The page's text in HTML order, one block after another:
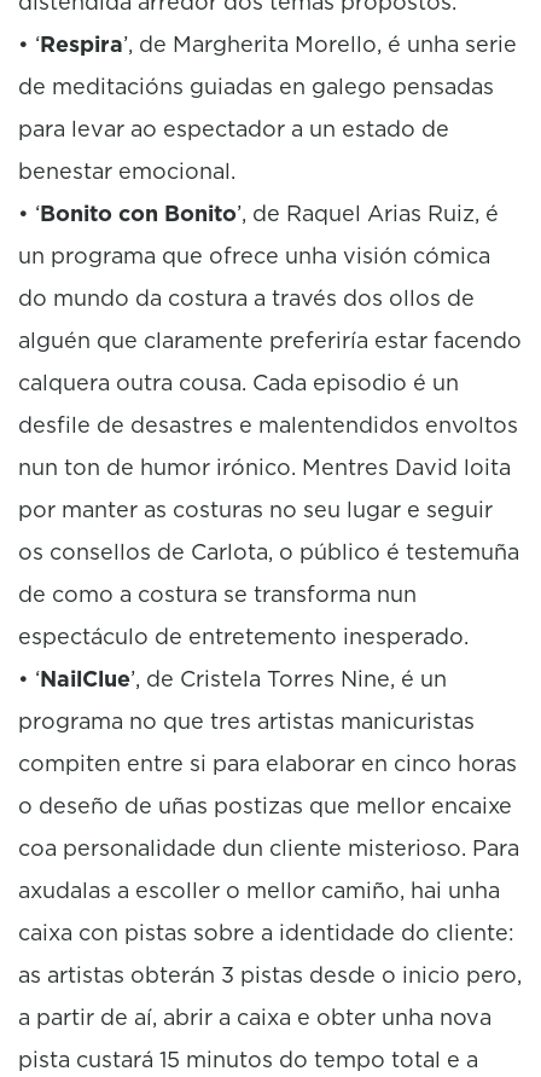
• ‘Respira’, de Margherita Morello, é unha serie
de meditacións guiadas en galego pensadas
para levar ao espectador a un estado de
benestar emocional.
• ‘Bonito con Bonito’, de Raquel Arias Ruiz, é
un programa que ofrece unha visión cómica
do mundo da costura a través dos ollos de
alguén que claramente preferiría estar facendo
calquera outra cousa. Cada episodio é un
desfile de desastres e malentendidos envoltos
nun ton de humor irónico. Mentres David loita
por manter as costuras no seu lugar e seguir
os consellos de Carlota, o público é testemuña
de como a costura se transforma nun
espectáculo de entretemento inesperado.
• ‘NailClue’, de Cristela Torres Nine, é un
programa no que tres artistas manicuristas
compiten entre si para elaborar en cinco horas
o deseño de uñas postizas que mellor encaixe
coa personalidade dun cliente misterioso. Para
axudalas a escoller o mellor camiño, hai unha
caixa con pistas sobre a identidade do cliente:
as artistas obterán 3 pistas desde o inicio pero,
a partir de aí, abrir a caixa e obter unha nova
pista custará 15 minutos do tempo total e a